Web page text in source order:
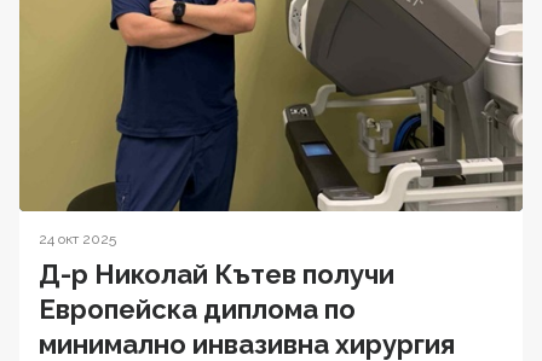
24 окт 2025
Д-р Николай Кътев получи
Европейска диплома по
минимално инвазивна хирургия